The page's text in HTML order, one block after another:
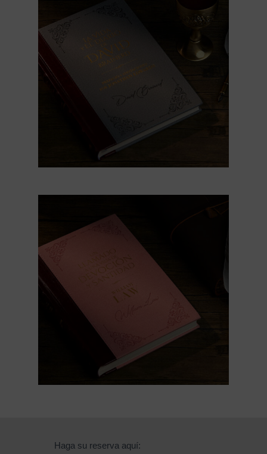
Reserva
Haga su reserva aquí: